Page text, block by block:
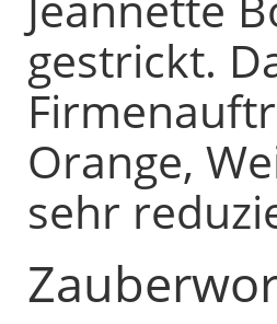
gestrickt.
Orange,
sehr